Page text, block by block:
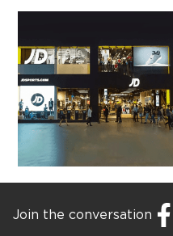
Join the conversation